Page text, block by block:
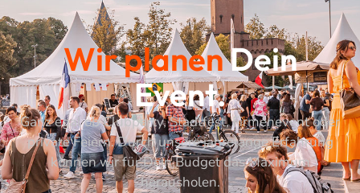
Wir planenDein
Event.
Ganz egal ob Clubparty, Stadtfest, Firmenevent oder
private Feiern. Durch unsere jahrelange Erfahrung
können wir für Dein Budget das Maximum
herausholen.